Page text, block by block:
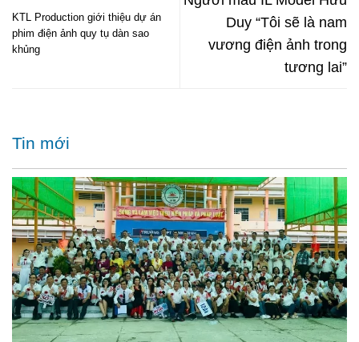
KTL Production giới thiệu dự án
phim điện ảnh quy tụ dàn sao
khủng
Duy “Tôi sẽ là nam
vương điện ảnh trong
tương lai”
Tin mới